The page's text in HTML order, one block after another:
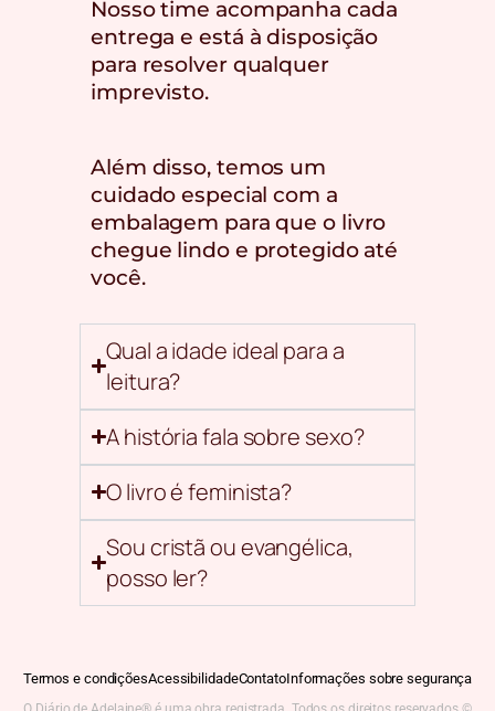
Nosso time acompanha cada
entrega e está à disposição
para resolver qualquer
imprevisto.
Além disso, temos um
cuidado especial com a
embalagem para que o livro
chegue lindo e protegido até
você.
Qual a idade ideal para a
leitura?
A história fala sobre sexo?
O livro é feminista?
Sou cristã ou evangélica,
posso ler?
Termos e condiçõesAcessibilidadeContatoInformações sobre segurança